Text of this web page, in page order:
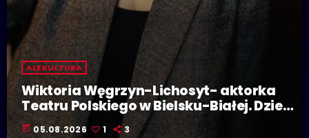
ALE KULTURA
Wiktoria Węgrzyn-Lichosyt- aktorka
Teatru Polskiego w Bielsku-Białej. Dzieje
się w Polskiej Stolicy Kultury!
today 05.08.2026 1 3